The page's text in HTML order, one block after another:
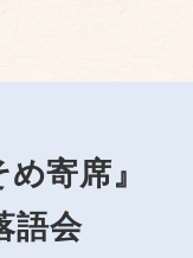
寄席』
語会